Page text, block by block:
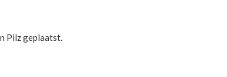
Pilz geplaatst.